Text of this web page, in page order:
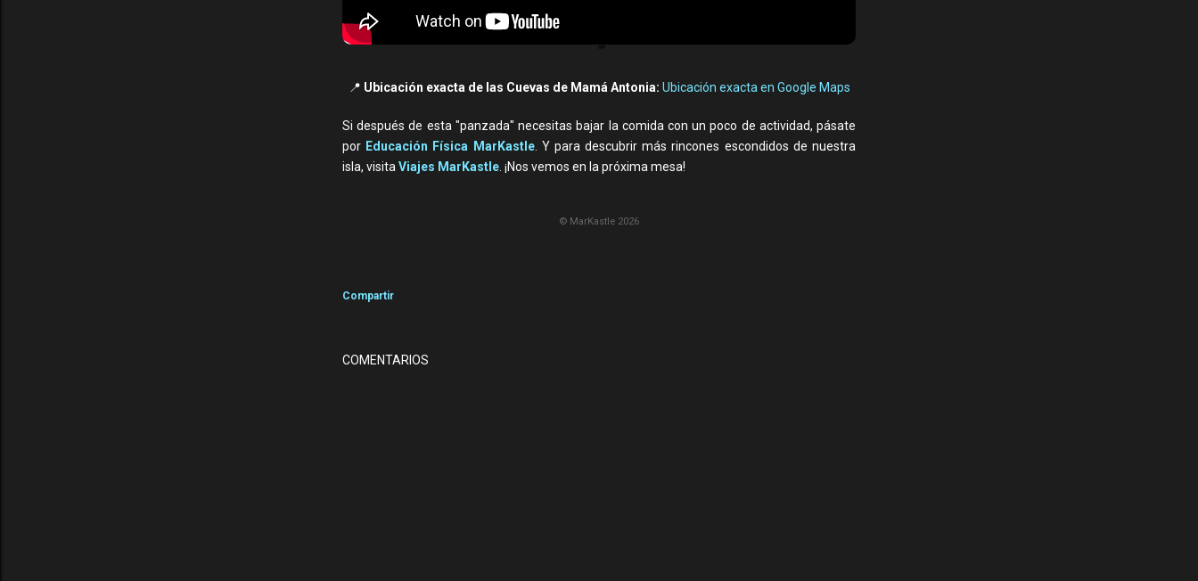
📍 Ubicación exacta de las Cuevas de Mamá Antonia: Ubicación exacta en Google Maps
Si después de esta "panzada" necesitas bajar la comida con un poco de actividad, pásate
por Educación Física MarKastle. Y para descubrir más rincones escondidos de nuestra
isla, visita Viajes MarKastle . ¡Nos vemos en la próxima mesa!
© MarKastle 2026
Compartir
COMENTARIOS